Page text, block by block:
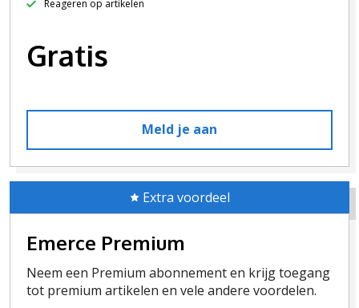
Reageren op artikelen
Gratis
Meld je aan
Extra voordeel
Emerce Premium
Neem een Premium abonnement en krijg toegang
tot premium artikelen en vele andere voordelen.